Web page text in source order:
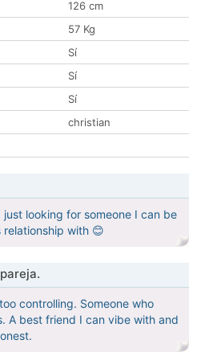
126 cm
57 Kg
Sí
Sí
Sí
christian
looking for someone I can be
with 😊
controlling. Someone who
A best friend I can vibe with and